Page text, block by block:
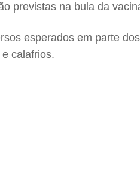
previstas na bula da
esperados em parte
calafrios.